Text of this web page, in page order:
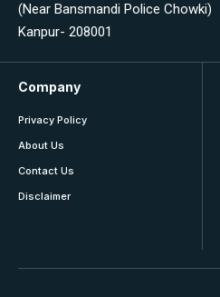
(Near Bansmandi Police Chowki)
Kanpur- 208001
Company
Privacy Policy
About Us
Contact Us
Disclaimer